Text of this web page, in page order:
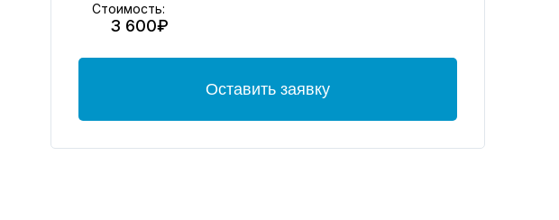
Стоимость:
3 600₽
Оставить заявку